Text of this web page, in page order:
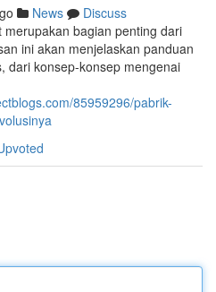
News
Discuss
bagian penting dari
ini akan menjelaskan panduan
dari konsep-konsep mengenai
85959296/pabrik-